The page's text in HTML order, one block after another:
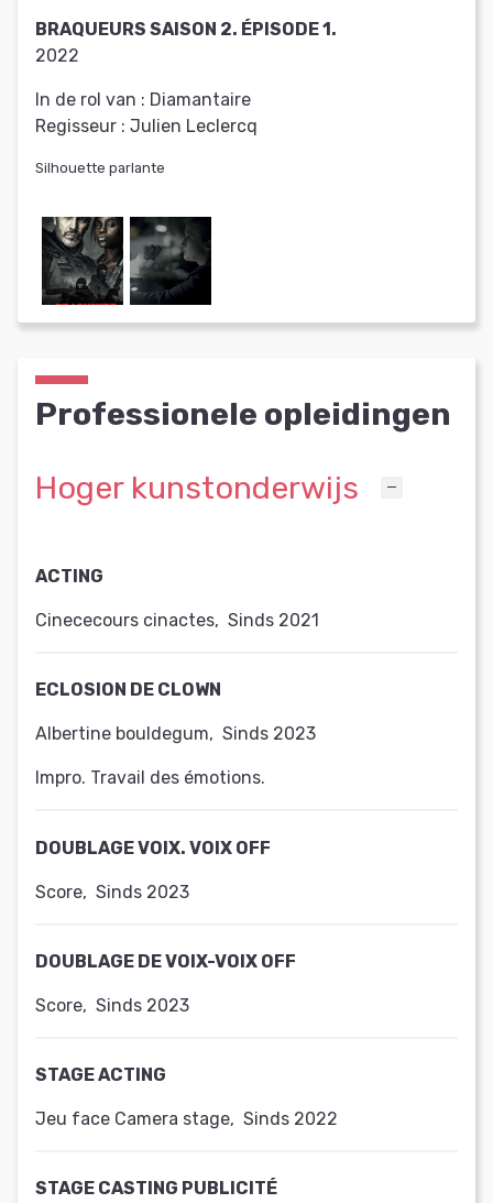
BRAQUEURS SAISON 2. ÉPISODE 1.
2022
In de rol van : Diamantaire
Regisseur : Julien Leclercq
Silhouette parlante
Professionele opleidingen
Hoger kunstonderwijs
ACTING
Cinececours cinactes, Sinds 2021
ECLOSION DE CLOWN
Albertine bouldegum, Sinds 2023
Impro. Travail des émotions.
DOUBLAGE VOIX. VOIX OFF
Score, Sinds 2023
DOUBLAGE DE VOIX-VOIX OFF
Score, Sinds 2023
STAGE ACTING
Jeu face Camera stage, Sinds 2022
STAGE CASTING PUBLICITÉ